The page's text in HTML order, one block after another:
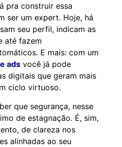
pra construir essa
ser um expert. Hoje, há
seu perfil, indicam as
até fazem
E mais: com um
ads você já pode
digitais que geram mais
ciclo virtuoso.
que segurança, nesse
de estagnação. É, sim,
de clareza nos
alinhadas ao seu